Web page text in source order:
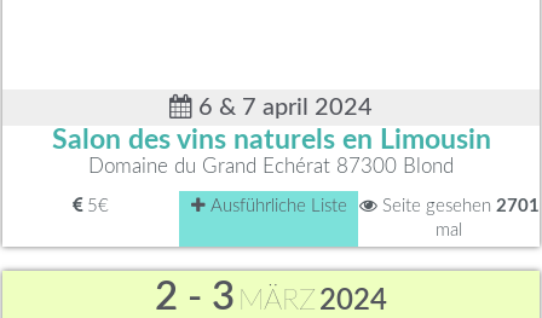
6 & 7 april 2024
Salon des vins naturels en Limousin
Domaine du Grand Echérat 87300 Blond
5€ Ausführliche Liste Seite gesehen 2701
mal
2 - 3 MÄRZ 2024